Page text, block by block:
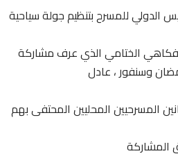
أطلنتيس الدولي للمسرح بتنظيم جولة سياحية
آلاف شخص) أطوار الحفل الفكاهي الختامي الذي عرف مشاركة
وسنفور ، عادل
المسرحيين المحليين المحتفى بهم
المشاركة